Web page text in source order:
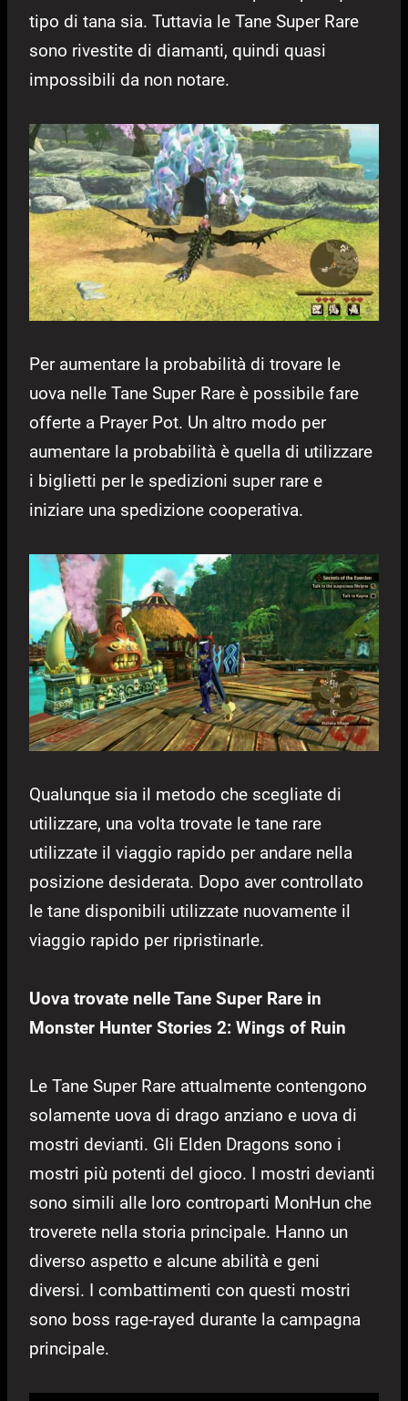
tipo di tana sia. Tuttavia le Tane Super Rare
sono rivestite di diamanti, quindi quasi
impossibili da non notare.
Per aumentare la probabilità di trovare le
uova nelle Tane Super Rare è possibile fare
offerte a Prayer Pot. Un altro modo per
aumentare la probabilità è quella di utilizzare
i biglietti per le spedizioni super rare e
iniziare una spedizione cooperativa.
Qualunque sia il metodo che scegliate di
utilizzare, una volta trovate le tane rare
utilizzate il viaggio rapido per andare nella
posizione desiderata. Dopo aver controllato
le tane disponibili utilizzate nuovamente il
viaggio rapido per ripristinarle.
Uova trovate nelle Tane Super Rare in
Monster Hunter Stories 2: Wings of Ruin
Le Tane Super Rare attualmente contengono
solamente uova di drago anziano e uova di
mostri devianti. Gli Elden Dragons sono i
mostri più potenti del gioco. I mostri devianti
sono simili alle loro controparti MonHun che
troverete nella storia principale. Hanno un
diverso aspetto e alcune abilità e geni
diversi. I combattimenti con questi mostri
sono boss rage-rayed durante la campagna
principale.